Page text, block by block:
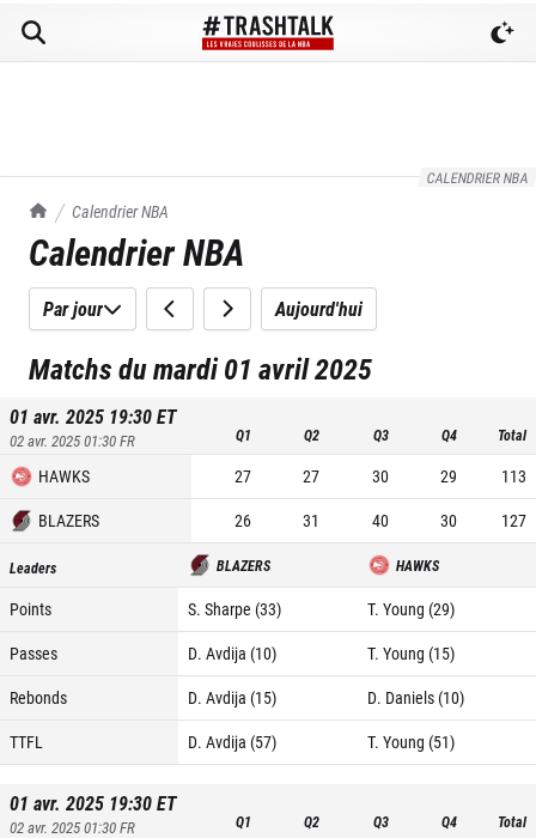
CALENDRIER NBA
TrashTalk Actu NBA
Calendrier NBA
Calendrier NBA
Par jour Aujourd'hui
Matchs du mardi 01 avril 2025
01 avr. 2025 19:30ET
02 avr. 2025 01:30FR Q1 Q2 Q3 Q4 Total
HAWKS 27 27 30 29
113
BLAZERS
26 31 40 30 127
Leaders BLAZERS HAWKS
Points S. Sharpe (33)
T. Young (29)
Passes
D. Avdija (10)
T. Young (15)
Rebonds
D. Avdija (15)
D. Daniels (10)
TTFL
D. Avdija (57) T. Young (51)
01 avr. 2025 19:30ET
02 avr. 2025 01:30FR Q1 Q2 Q3 Q4 Total